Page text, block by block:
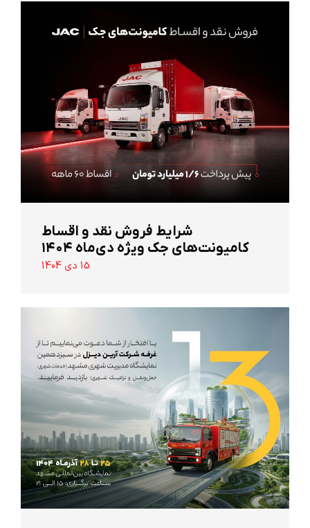
شرایط فروش نقد و اقساط
کامیونت‌های جک ویژه دی‌ماه ۱۴۰۴
15 دی 1404